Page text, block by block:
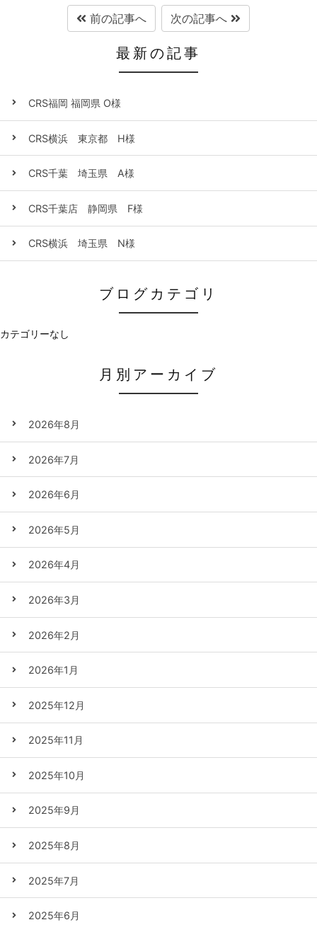
前の記事へ 次の記事へ
最新の記事
CRS福岡 福岡県 O様
CRS横浜 東京都 H様
CRS千葉 埼玉県 A様
CRS千葉店 静岡県 F様
CRS横浜 埼玉県 N様
ブログカテゴリ
カテゴリーなし
月別アーカイブ
2026年8月
2026年7月
2026年6月
2026年5月
2026年4月
2026年3月
2026年2月
2026年1月
2025年12月
2025年11月
2025年10月
2025年9月
2025年8月
2025年7月
2025年6月